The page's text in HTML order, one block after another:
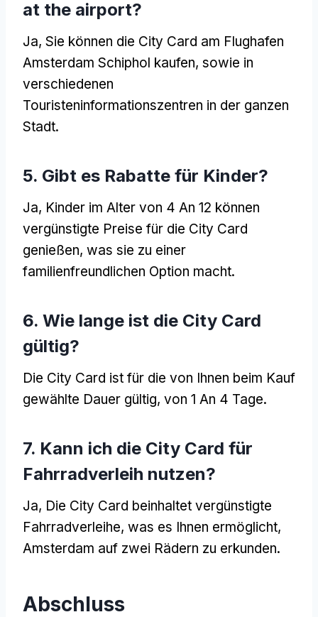
at the airport?
Ja, Sie können die City Card am Flughafen
Amsterdam Schiphol kaufen, sowie in
verschiedenen
Touristeninformationszentren in der ganzen
Stadt.
5. Gibt es Rabatte für Kinder?
Ja, Kinder im Alter von 4 An 12 können
vergünstigte Preise für die City Card
genießen, was sie zu einer
familienfreundlichen Option macht.
6. Wie lange ist die City Card
gültig?
Die City Card ist für die von Ihnen beim Kauf
gewählte Dauer gültig, von 1 An 4 Tage.
7. Kann ich die City Card für
Fahrradverleih nutzen?
Ja, Die City Card beinhaltet vergünstigte
Fahrradverleihe, was es Ihnen ermöglicht,
Amsterdam auf zwei Rädern zu erkunden.
Abschluss